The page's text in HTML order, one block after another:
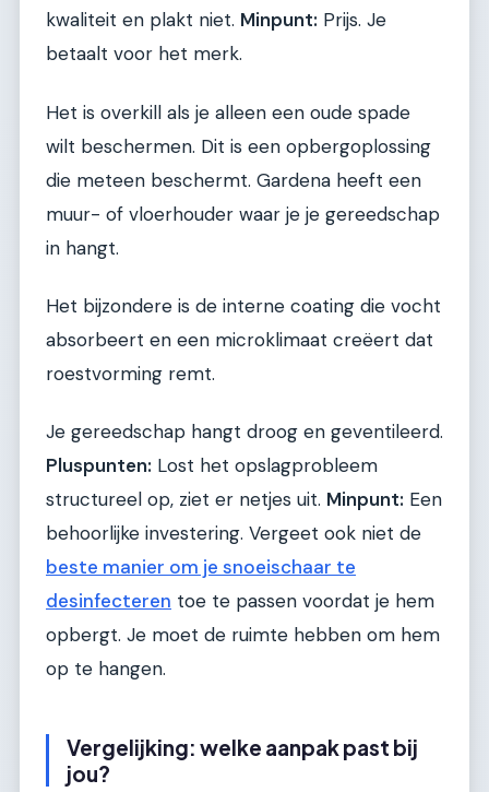
kwaliteit en plakt niet. Minpunt: Prijs. Je
betaalt voor het merk.
Het is overkill als je alleen een oude spade
wilt beschermen. Dit is een opbergoplossing
die meteen beschermt. Gardena heeft een
muur- of vloerhouder waar je je gereedschap
in hangt.
Het bijzondere is de interne coating die vocht
absorbeert en een microklimaat creëert dat
roestvorming remt.
Je gereedschap hangt droog en geventileerd.
Pluspunten: Lost het opslagprobleem
structureel op, ziet er netjes uit. Minpunt: Een
behoorlijke investering. Vergeet ook niet de
beste manier om je snoeischaar te
desinfecteren toe te passen voordat je hem
opbergt. Je moet de ruimte hebben om hem
op te hangen.
Vergelijking: welke aanpak past bij
jou?